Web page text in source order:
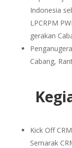
Indonesia
LPCRPM
gerakan
Cabang,
Kick Off
Semarak